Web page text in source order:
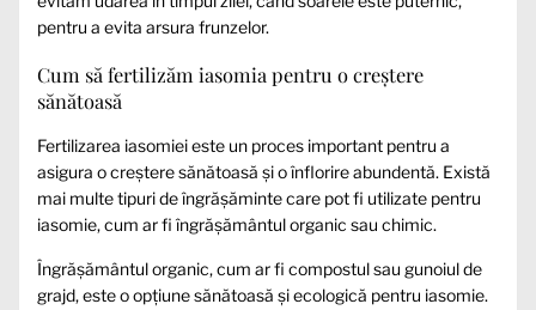
pentru a evita arsura frunzelor.
Cum să fertilizăm iasomia pentru o creștere
sănătoasă
Fertilizarea iasomiei este un proces important pentru a
asigura o creștere sănătoasă și o înflorire abundentă. Există
mai multe tipuri de îngrășăminte care pot fi utilizate pentru
iasomie, cum ar fi îngrășământul organic sau chimic.
Îngrășământul organic, cum ar fi compostul sau gunoiul de
grajd, este o opțiune sănătoasă și ecologică pentru iasomie.